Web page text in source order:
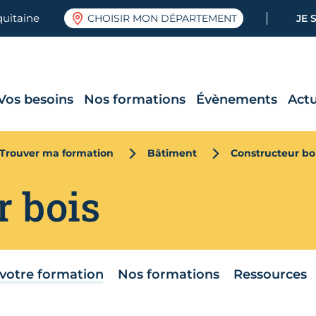
CHOISIR MON DÉPARTEMENT JE
besoins Nos formations Évènements
Trouver ma formation Bâtiment Constructeur
bois
formation Nos formations Ressources